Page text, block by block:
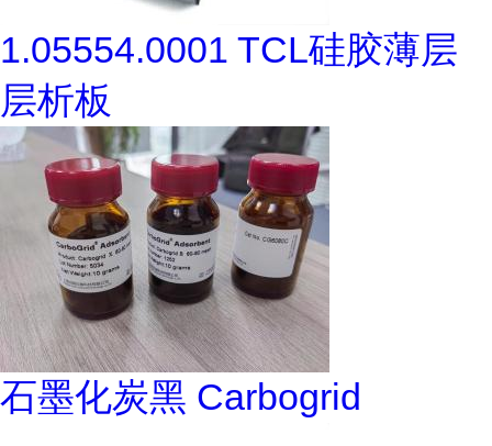
1.05554.0001 TCL硅胶薄层
层析板
石墨化炭黑 Carbogrid